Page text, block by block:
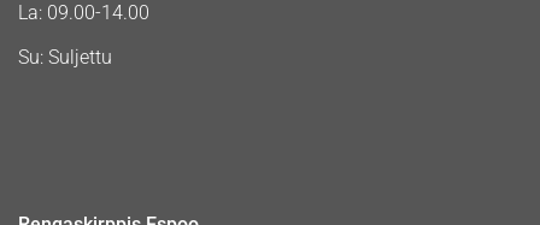
La: 09.00-14.00
Su: Suljettu